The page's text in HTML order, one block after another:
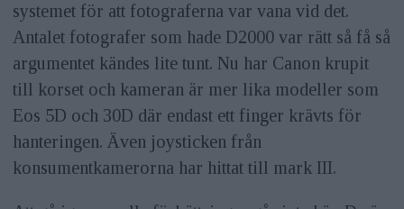
systemet för att fotograferna var vana vid det.
Antalet fotografer som hade D2000 var rätt så få så
argumentet kändes lite tunt. Nu har Canon krupit
till korset och kameran är mer lika modeller som
Eos 5D och 30D där endast ett finger krävts för
hanteringen. Även joysticken från
konsumentkamerorna har hittat till mark III.